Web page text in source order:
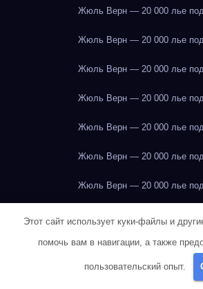
Жюль Верн — 20 000 лье
Жюль Верн — 20 000 лье
Жюль Верн — 20 000 лье
Жюль Верн — 20 000 лье
Жюль Верн — 20 000 лье
Жюль Верн — 20 000 лье
Жюль Верн — 20 000 лье
Жюль Верн — 20 000 лье
Жюль Верн — 20 000 лье под
Этот сайт использует куки-файлы и
помочь вам в навигации, а также
пользовательский опыт.